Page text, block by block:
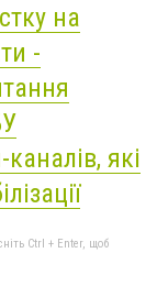
на
-
які
Ctrl + Enter, щоб